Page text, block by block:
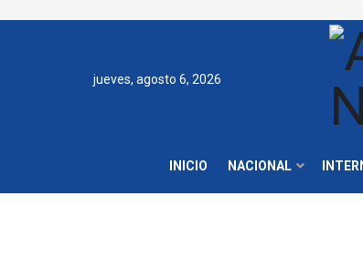
jueves, agosto 6, 2026
INICIO NACIONAL